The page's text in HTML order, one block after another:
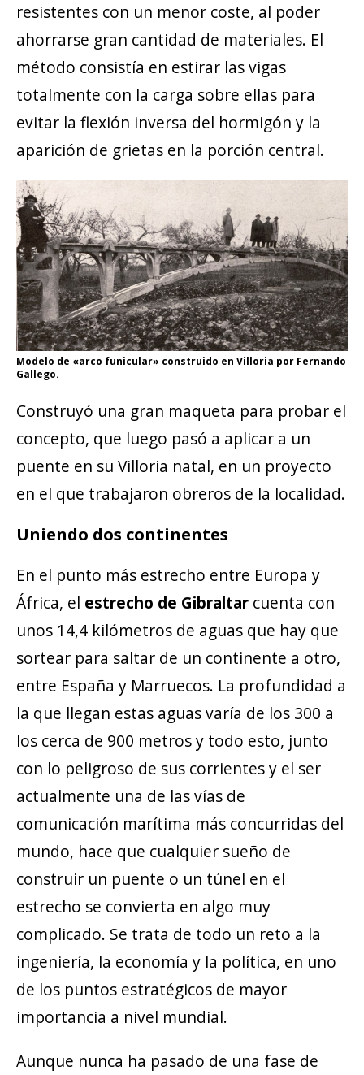
resistentes con un menor coste, al poder
ahorrarse gran cantidad de materiales. El
método consistía en estirar las vigas
totalmente con la carga sobre ellas para
evitar la flexión inversa del hormigón y la
aparición de grietas en la porción central.
Modelo de «arco funicular» construido en Villoria por Fernando
Gallego.
Construyó una gran maqueta para probar el
concepto, que luego pasó a aplicar a un
puente en su Villoria natal, en un proyecto
en el que trabajaron obreros de la localidad.
Uniendo dos continentes
En el punto más estrecho entre Europa y
África, el estrecho de Gibraltar cuenta con
unos 14,4 kilómetros de aguas que hay que
sortear para saltar de un continente a otro,
entre España y Marruecos. La profundidad a
la que llegan estas aguas varía de los 300 a
los cerca de 900 metros y todo esto, junto
con lo peligroso de sus corrientes y el ser
actualmente una de las vías de
comunicación marítima más concurridas del
mundo, hace que cualquier sueño de
construir un puente o un túnel en el
estrecho se convierta en algo muy
complicado. Se trata de todo un reto a la
ingeniería, la economía y la política, en uno
de los puntos estratégicos de mayor
importancia a nivel mundial.
Aunque nunca ha pasado de una fase de